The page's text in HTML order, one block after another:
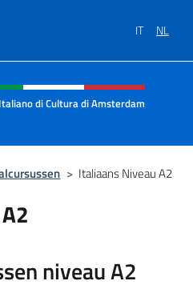
IT NL
social e menù
di Cultura di Amsterdam
> Italiaans Niveau A2
niveau A2